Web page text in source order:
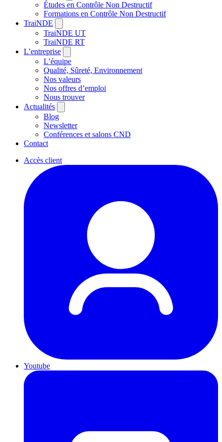
Études en Contrôle Non Destructif
Formations en Contrôle Non Destructif
TraiNDE
TraiNDE UT
TraiNDE RT
L’entreprise
L’équipe
Qualité, Sûreté, Environnement
Nos valeurs
Nos offres d’emploi
Nous trouver
Actualités
Blog
Newsletter
Conférences et salons CND
Contact
Accès client
Youtube